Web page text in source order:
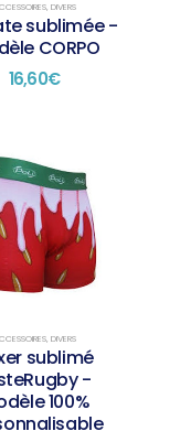
, DIVERS
sublimée -
CORPO
16,60€
, DIVERS
sublimé
-
100%